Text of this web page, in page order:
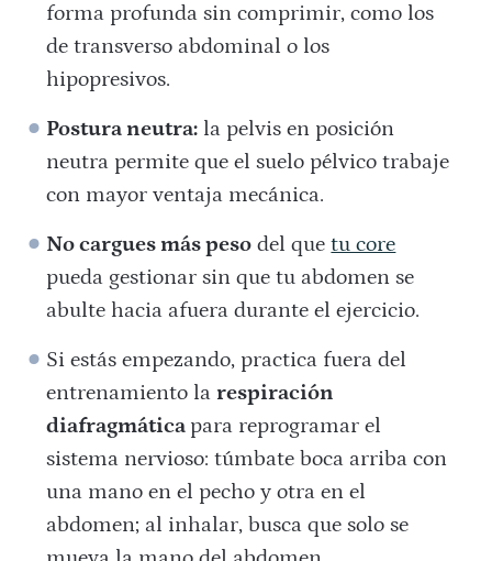
forma profunda sin comprimir, como los
de transverso abdominal o los
hipopresivos.
Postura neutra: la pelvis en posición
neutra permite que el suelo pélvico trabaje
con mayor ventaja mecánica.
No cargues más peso del quetu core
pueda gestionar sin que tu abdomen se
abulte hacia afuera durante el ejercicio.
Si estás empezando, practica fuera del
entrenamiento la respiración
diafragmática para reprogramar el
sistema nervioso: túmbate boca arriba con
una mano en el pecho y otra en el
abdomen; al inhalar, busca que solo se